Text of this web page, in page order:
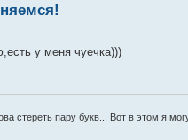
у меня чуечка)))
стереть пару букв... Вот в этом я